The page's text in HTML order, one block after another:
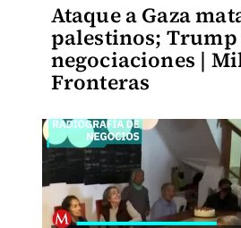
Ataque a Gaza
palestinos;
negociaciones |
Fronteras